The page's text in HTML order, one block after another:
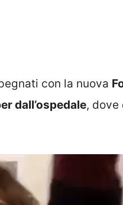
con la nuova
dall’ospedale, dove